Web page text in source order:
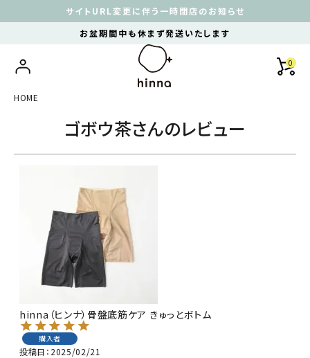
サイトURL変更に伴う一時閉店のお知らせ
お盆期間中も休まず発送いたします
0
HOME
ゴボウ茶さんのレビュー
hinna（ヒンナ）骨盤底筋ケア きゅっとボトム
購入者
投稿日 2025/02/21